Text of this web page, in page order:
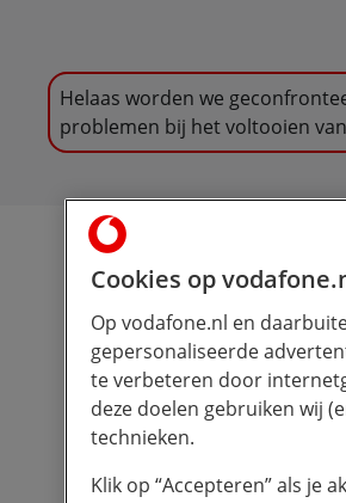
Helaas worden we
problemen bij het voltooien
Cookies op
Op vodafone.nl en
gepersonaliseerde
te verbeteren door
deze doelen gebruiken wij
technieken.
Klik op “Accepteren” als je